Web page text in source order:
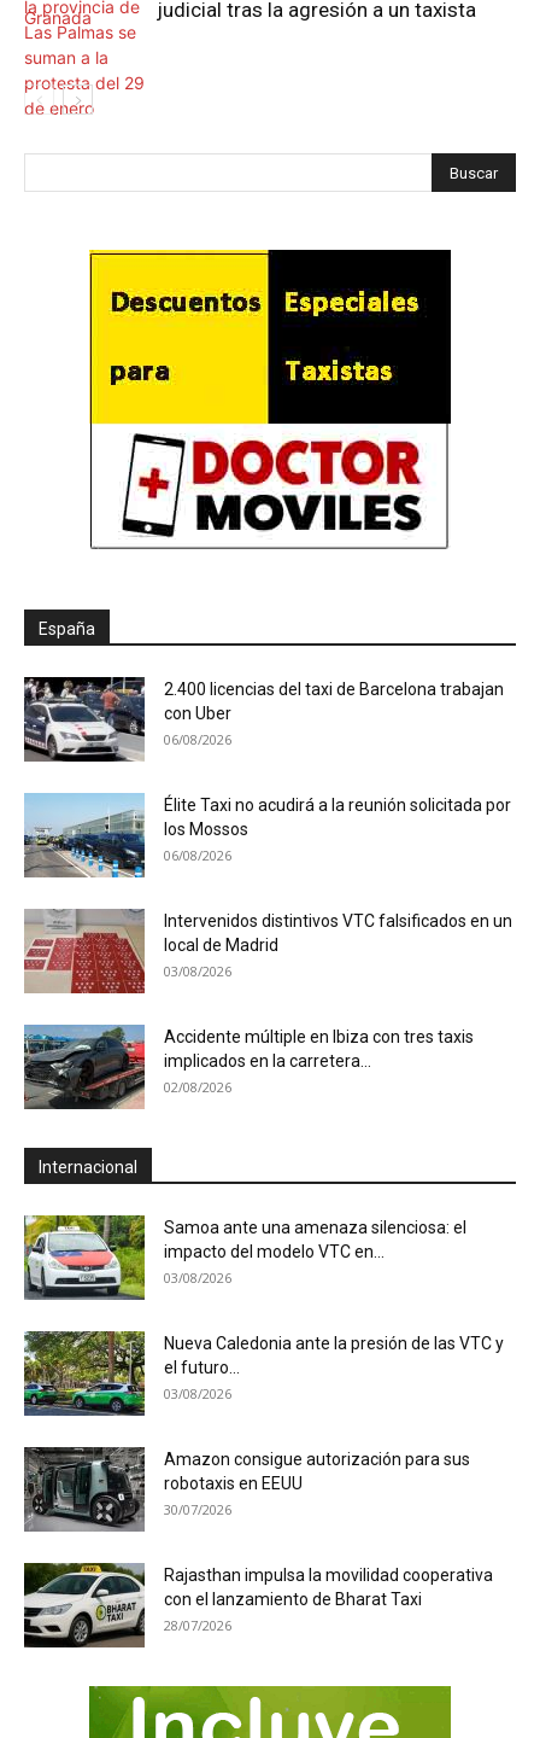
judicial tras la agresión a un taxista
España
2.400 licencias del taxi de Barcelona trabajan
con Uber
06/08/2026
Élite Taxi no acudirá a la reunión solicitada por
los Mossos
06/08/2026
Intervenidos distintivos VTC falsificados en un
local de Madrid
03/08/2026
Accidente múltiple en Ibiza con tres taxis
implicados en la carretera...
02/08/2026
Internacional
Samoa ante una amenaza silenciosa: el
impacto del modelo VTC en...
03/08/2026
Nueva Caledonia ante la presión de las VTC y
el futuro...
03/08/2026
Amazon consigue autorización para sus
robotaxis en EEUU
30/07/2026
Rajasthan impulsa la movilidad cooperativa
con el lanzamiento de Bharat Taxi
28/07/2026